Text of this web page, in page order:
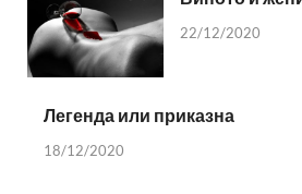
22/12/2020
Легенда или приказна
18/12/2020